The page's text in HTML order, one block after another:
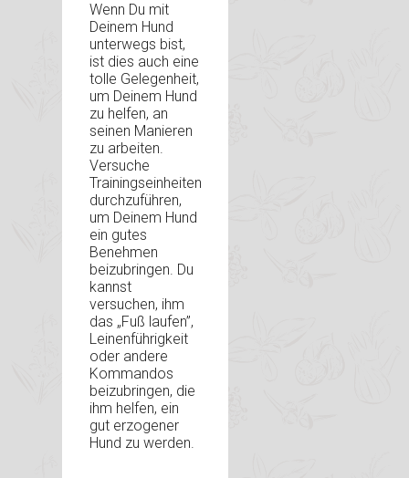
Wenn Du mit
Deinem Hund
unterwegs bist,
ist dies auch eine
tolle Gelegenheit,
um Deinem Hund
zu helfen, an
seinen Manieren
zu arbeiten.
Versuche
Trainingseinheiten
durchzuführen,
um Deinem Hund
ein gutes
Benehmen
beizubringen. Du
kannst
versuchen, ihm
das „Fuß laufen”,
Leinenführigkeit
oder andere
Kommandos
beizubringen, die
ihm helfen, ein
gut erzogener
Hund zu werden.